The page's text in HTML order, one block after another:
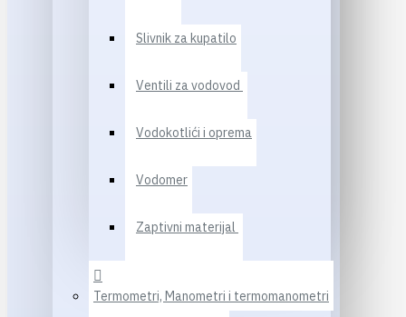
Slivnik za kupatilo
Ventili za vodovod
Vodokotlići i oprema
Vodomer
Zaptivni materijal
Termometri, Manometri i termomanometri